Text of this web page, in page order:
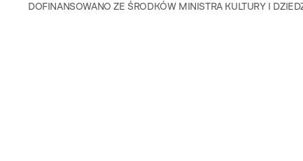
DOFINANSOWANO ZE ŚRODKÓW MINISTRA KULTURY I